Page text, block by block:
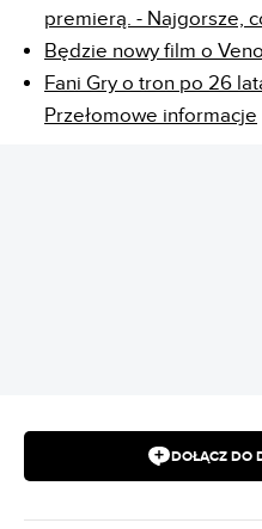
premierą. - Najgorsze,
Będzie nowy film o
Fani Gry o tron po 26
Przełomowe informacje
DOŁĄCZ DO